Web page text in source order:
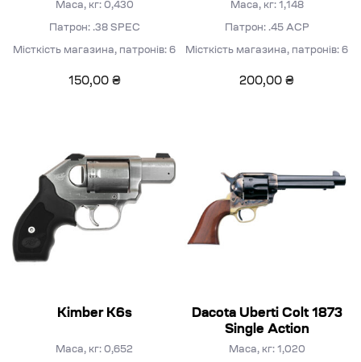
Маса, кг: 0,430
Патрон: .38 SPEC
Місткість магазина, патронів: 6
150,00 ₴
Маса, кг: 1,148
Патрон: .45 АСР
Місткість магазина, патронів: 6
200,00 ₴
Kimber K6s
Маса, кг: 0,652
Dacota Uberti Colt 1873
Single Action
Маса, кг: 1,020